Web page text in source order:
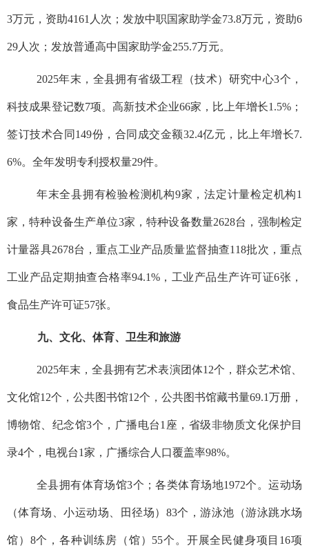
3万元，资助4161人次；发放中职国家助学金73.8万元，资助6
29人次；发放普通高中国家助学金255.7万元。
2025年末，全县拥有省级工程（技术）研究中心3个，
科技成果登记数7项。高新技术企业66家，比上年增长1.5%；
签订技术合同149份，合同成交金额32.4亿元，比上年增长7.
6%。全年发明专利授权量29件。
年末全县拥有检验检测机构9家，法定计量检定机构1
家，特种设备生产单位3家，特种设备数量2628台，强制检定
计量器具2678台，重点工业产品质量监督抽查118批次，重点
工业产品定期抽查合格率94.1%，工业产品生产许可证6张，
食品生产许可证57张。
九、文化、体育、卫生和旅游
2025年末，全县拥有艺术表演团体12个，群众艺术馆、
文化馆12个，公共图书馆12个，公共图书馆藏书量69.1万册，
博物馆、纪念馆3个，广播电台1座，省级非物质文化保护目
录4个，电视台1家，广播综合人口覆盖率98%。
全县拥有体育场馆3个；各类体育场地1972个。运动场
（体育场、小运动场、田径场）83个，游泳池（游泳跳水场
馆）8个，各种训练房（馆）55个。开展全民健身项目16项